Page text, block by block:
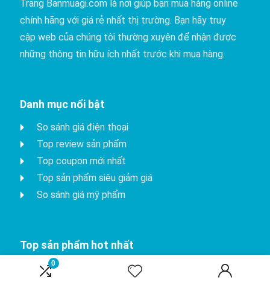
0
Trang Banmuagi.com là nơi giúp bạn mua hàng online
chính hãng với giá rẻ nhất thị trường. Bạn hãy truy
cập web của chúng tôi thường xuyên để nhận được
những thông tin hữu ích nhất trước khi mua hàng.
Danh mục nổi bật
So sánh giá điện thoại
Top review sản phẩm
Top coupon mới nhất
Top sản phẩm siêu giảm giá
So sánh giá mỹ phẩm
Top sản phẩm hot nhất
iPhone 15 Pro